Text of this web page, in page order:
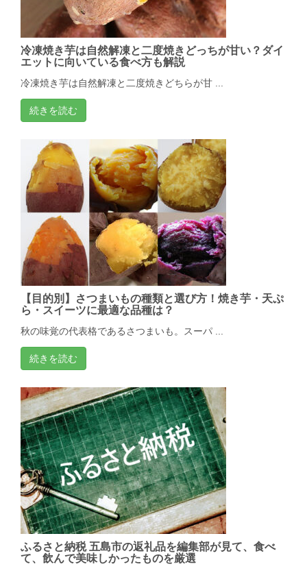
冷凍焼き芋は自然解凍と二度焼きどっちが甘い？ダイ
エットに向いている食べ方も解説
冷凍焼き芋は自然解凍と二度焼きどちらが甘 ...
続きを読む
【目的別】さつまいもの種類と選び方！焼き芋・天ぷ
ら・スイーツに最適な品種は？
秋の味覚の代表格であるさつまいも。スーパ ...
続きを読む
ふるさと納税 五島市の返礼品を編集部が見て、食べ
て、飲んで美味しかったものを厳選